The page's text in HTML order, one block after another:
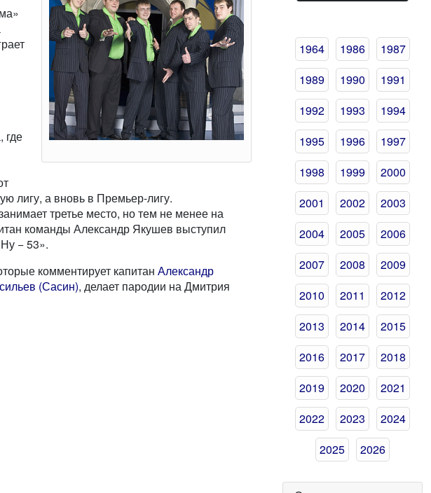
где
лигу, а вновь в Премьер-лигу.
третье место, но тем не менее на
команды Александр Якушев выступил
− 53».
комментирует капитан Александр
(Сасин), делает пародии на Дмитрия
1964 1986
1987
1989
1990
1991
1992
1993
1994
1995
1996
1997
1998
1999
2000
2001
2002
2003
2004
2005
2006
2007
2008
2009
2010
2011
2012
2013
2014
2015
2016
2017
2018
2019
2020
2021
2022
2023
2024
2025
2026